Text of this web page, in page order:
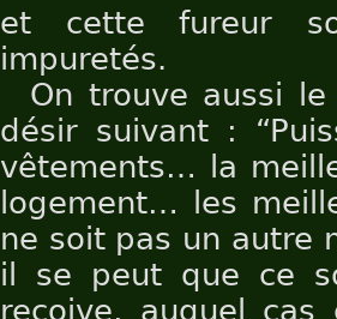
et cette fureur
impuretés.
On trouve aussi
désir suivant :
vêtements… la
logement… les
ne soit pas un autre
il se peut que ce
reçoive, auquel